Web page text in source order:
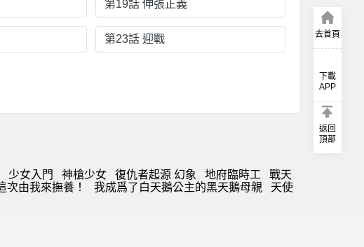
第19話 伸張正義
第23話 迎戰
少女入門 神槍少女 復仇者起源 幻象 地府臨時工
戰天
次由我來撫養！ 我成爲了白天鵝公主的黑天鵝母親
天使
去首頁
下載
APP
返回
頂部